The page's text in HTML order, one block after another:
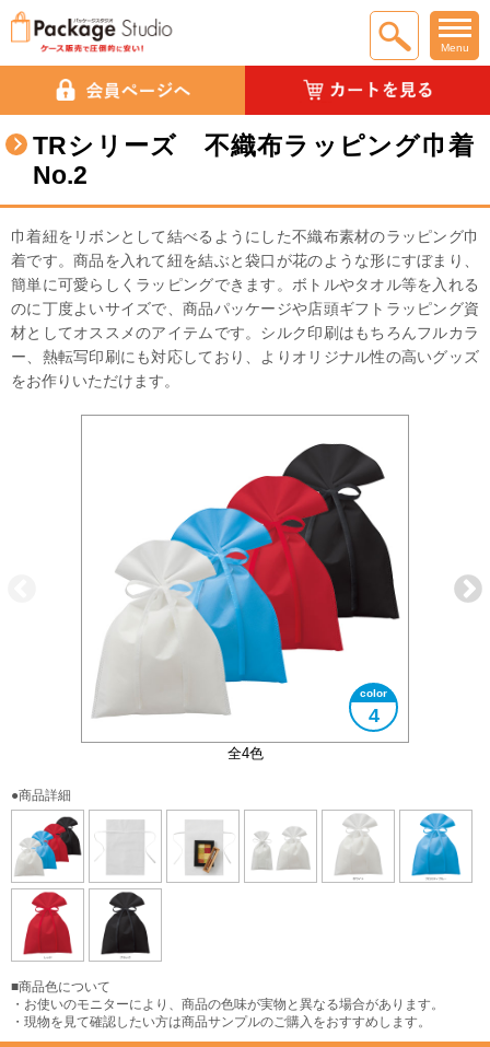
Menu
TRシリーズ 不織布ラッピング巾着
No.2
巾着紐をリボンとして結べるようにした不織布素材のラッピング巾
着です。商品を入れて紐を結ぶと袋口が花のような形にすぼまり、
簡単に可愛らしくラッピングできます。ボトルやタオル等を入れる
のに丁度よいサイズで、商品パッケージや店頭ギフトラッピング資
材としてオススメのアイテムです。シルク印刷はもちろんフルカラ
ー、熱転写印刷にも対応しており、よりオリジナル性の高いグッズ
をお作りいただけます。
全4色
4
平紐（縫付）をリボンとして結べます
使用イメージ
2サイズ展開の大きい方のサイズです
●商品詳細
■商品色について
・お使いのモニターにより、商品の色味が実物と異なる場合があります。
・現物を見て確認したい方は商品サンプルのご購入をおすすめします。